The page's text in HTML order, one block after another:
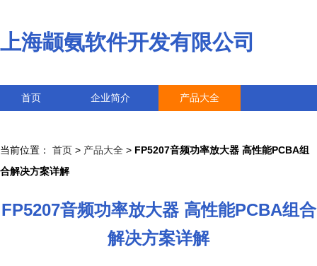
上海颛氨软件开发有限公司
首页 企业简介 产品大全
当前位置： 首页 > 产品大全 > FP5207音频功率放大器 高性能PCBA组
合解决方案详解
FP5207音频功率放大器 高性能PCBA组合
解决方案详解